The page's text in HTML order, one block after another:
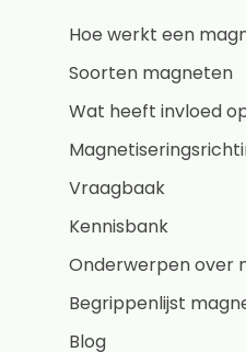
Hoe werkt een
Soorten magneten
Wat heeft invloed
Vraagbaak
Kennisbank
Onderwerpen over
Begrippenlijst
Blog